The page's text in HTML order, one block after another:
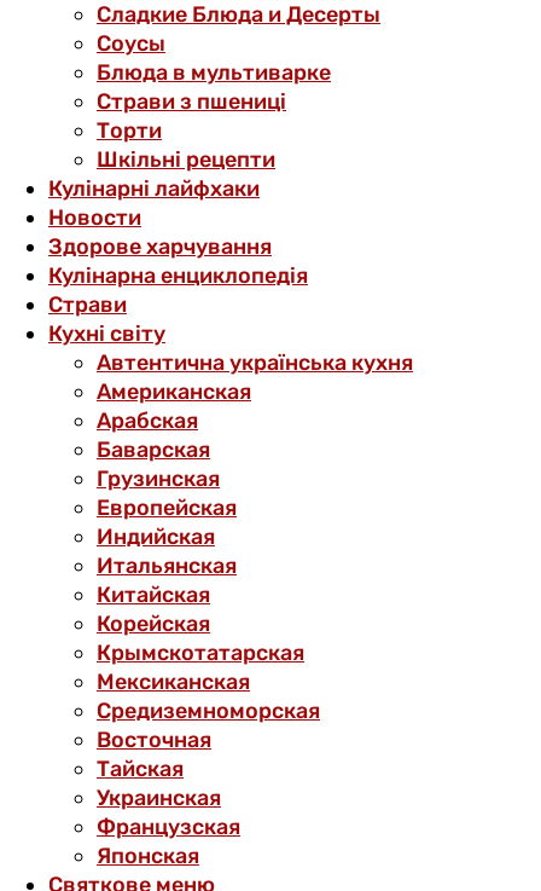
Сладкие Блюда и Десерты
Соусы
Блюда в мультиварке
Страви з пшениці
Торти
Шкільні рецепти
Кулінарні лайфхаки
Новости
Здорове харчування
Кулінарна енциклопедія
Страви
Кухні світу
Автентична українська кухня
Американская
Арабская
Баварская
Грузинская
Европейская
Индийская
Итальянская
Китайская
Корейская
Крымскотатарская
Мексиканская
Средиземноморская
Восточная
Тайская
Украинская
Французская
Японская
Святкове меню